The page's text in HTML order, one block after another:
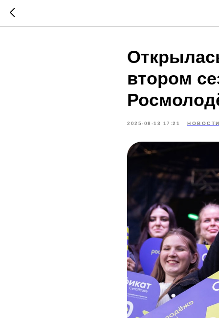
втором
2025-08-13 17:21